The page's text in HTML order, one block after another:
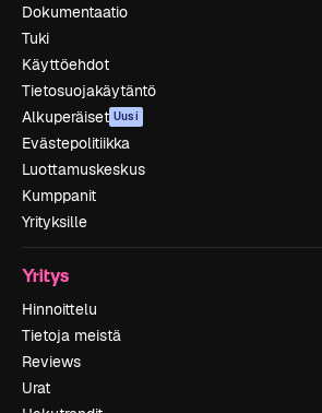
Dokumentaatio
Tuki
Käyttöehdot
Tietosuojakäytäntö
Alkuperäiset Uusi
Evästepolitiikka
Luottamuskeskus
Kumppanit
Yrityksille
Yritys
Hinnoittelu
Tietoja meistä
Reviews
Urat